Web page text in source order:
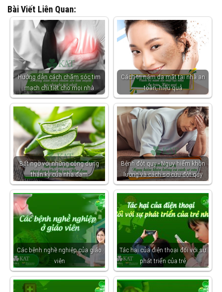
Bài Viết Liên Quan:
Hướng dẫn cách chăm sóc tim
mạch chi tiết cho mọi nhà
Cách trị nám da mặt tại nhà an
toàn, hiệu quả
Bất ngờ với những công dụng
thần kỳ của nha đam
Bệnh đột quỵ - Nguy hiểm khôn
lường và cách sơ cứu đột quỵ
Các bệnh nghề nghiệp của giáo
viên
Tác hại của điện thoại đối với sự
phát triển của trẻ